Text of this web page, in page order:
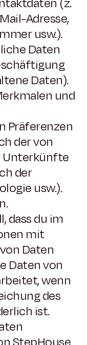
Adresse,
usw.).
Daten
Daten).
und
Präferenzen
der von
Unterkünfte
der
usw.).
dass du im
mit
Daten
Daten von
wenn
des
ist.